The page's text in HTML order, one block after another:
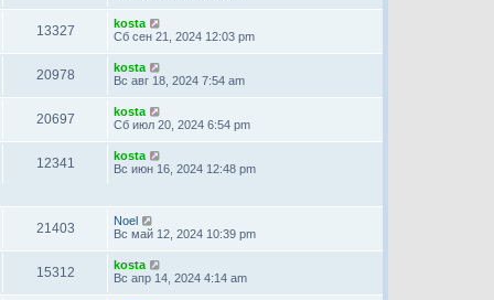
13327
kosta
Сб сен 21, 2024 12:03 pm
20978
kosta
Вс авг 18, 2024 7:54 am
20697
kosta
Сб июл 20, 2024 6:54 pm
12341
kosta
Вс июн 16, 2024 12:48 pm
21403
Noel
Вс май 12, 2024 10:39 pm
15312
kosta
Вс апр 14, 2024 4:14 am